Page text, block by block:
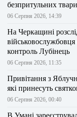
безпритульних
06 Серпня 2026, 14:39
На Черкащині
контроль Лубінець
06 Серпня 2026, 11:35
Привітання з
які принесуть
06 Серпня 2026, 00:40